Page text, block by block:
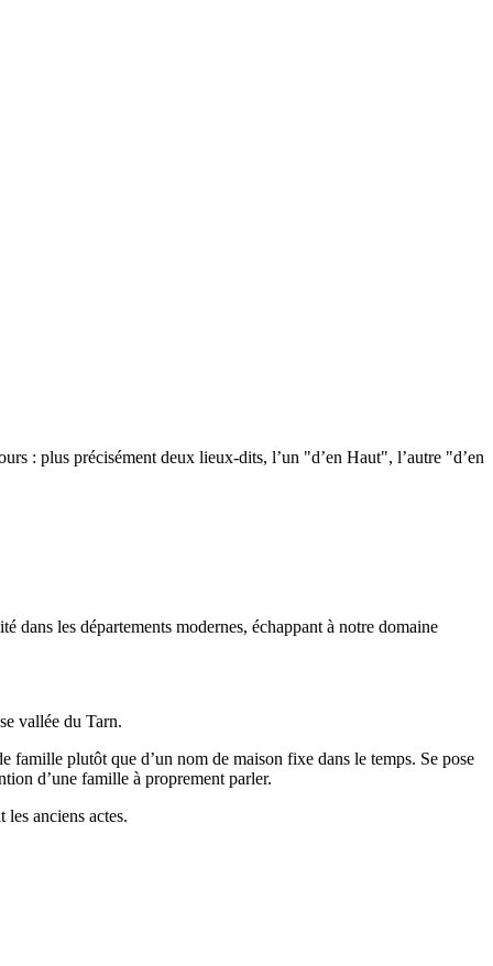
: plus précisément deux lieux-dits, l’un "d’en Haut", l’autre "d’en
les départements modernes, échappant à notre domaine
vallée du Tarn.
famille plutôt que d’un nom de maison fixe dans le temps. Se pose
d’une famille à proprement parler.
anciens actes.